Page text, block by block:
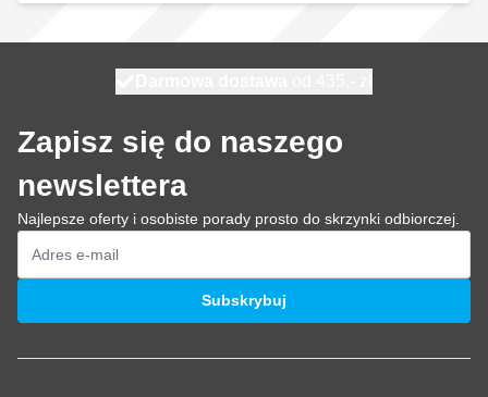
Zapisz się do naszego
newslettera
Najlepsze oferty i osobiste porady prosto do skrzynki odbiorczej.
Adres e-mail
Subskrybuj